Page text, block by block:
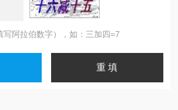
写阿拉伯数字），如：三加四=7